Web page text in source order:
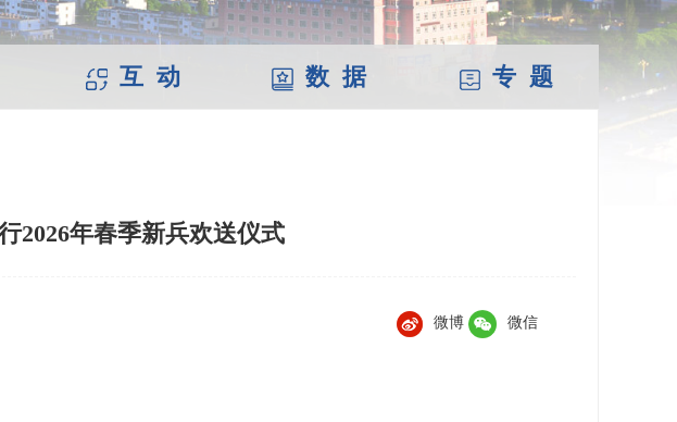
互 动 数 据 专 题
年春季新兵欢送仪式
微博 微信